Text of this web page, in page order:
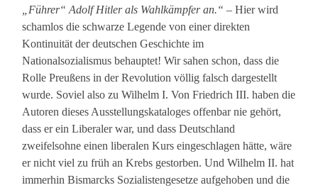
„Führer“ Adolf Hitler als Wahlkämpfer an.“ – Hier wird
schamlos die schwarze Legende von einer direkten
Kontinuität der deutschen Geschichte im
Nationalsozialismus behauptet! Wir sahen schon, dass die
Rolle Preußens in der Revolution völlig falsch dargestellt
wurde. Soviel also zu Wilhelm I. Von Friedrich III. haben die
Autoren dieses Ausstellungskataloges offenbar nie gehört,
dass er ein Liberaler war, und dass Deutschland
zweifelsohne einen liberalen Kurs eingeschlagen hätte, wäre
er nicht viel zu früh an Krebs gestorben. Und Wilhelm II. hat
immerhin Bismarcks Sozialistengesetze aufgehoben und die